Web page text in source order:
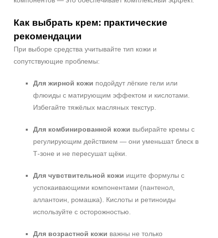
Как выбрать крем: практические
рекомендации
При выборе средства учитывайте тип кожи и
сопутствующие проблемы:
Для жирной кожи подойдут лёгкие гели или
флюиды с матирующим эффектом и кислотами.
Избегайте тяжёлых масляных текстур.
Для комбинированной кожи выбирайте кремы с
регулирующим действием — они уменьшат блеск в
Т‑зоне и не пересушат щёки.
Для чувствительной кожи ищите формулы с
успокаивающими компонентами (пантенол,
аллантоин, ромашка). Кислоты и ретиноиды
используйте с осторожностью.
Для возрастной кожи важны не только
+7 (495) 640-58-89